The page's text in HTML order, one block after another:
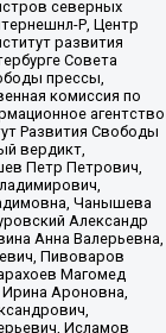
северных
Р, Центр
развития
Совета
прессы,
комиссия по
агентство
Развития Свободы
вердикт,
Петр Петрович,
Чанышева
Александр
Анна Валерьевна,
Пивоваров
Магомед
Ароновна,
Исламов